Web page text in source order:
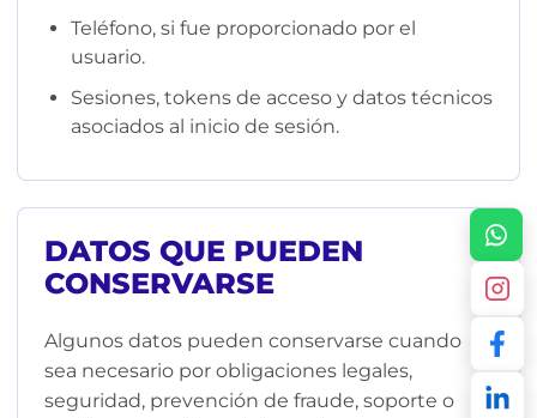
Teléfono, si fue proporcionado por el
usuario.
Sesiones, tokens de acceso y datos técnicos
asociados al inicio de sesión.
DATOS QUE PUEDEN
CONSERVARSE
Algunos datos pueden conservarse cuando
sea necesario por obligaciones legales,
seguridad, prevención de fraude, soporte o